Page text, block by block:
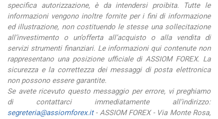
specifica autorizzazione, è da intendersi proibita. Tutte le
informazioni vengono inoltre fornite per i fini di informazione
ed illustrazione, non costituendo le stesse una sollecitazione
all’investimento o un’offerta all’acquisto o alla vendita di
servizi strumenti finanziari. Le informazioni qui contenute non
rappresentano una posizione ufficiale di ASSIOM FOREX. La
sicurezza e la correttezza dei messaggi di posta elettronica
non possono essere garantite.
Se avete ricevuto questo messaggio per errore, vi preghiamo
di contattarci immediatamente all’indirizzo:
segreteria@assiomforex.it- ASSIOM FOREX - Via Monte Rosa,